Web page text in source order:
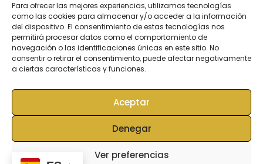
Para ofrecer las mejores experiencias, utilizamos tecnologías
como las cookies para almacenar y/o acceder a la información
del dispositivo. El consentimiento de estas tecnologías nos
permitirá procesar datos como el comportamiento de
navegación o las identificaciones únicas en este sitio. No
consentir o retirar el consentimiento, puede afectar negativamente
a ciertas características y funciones.
Aceptar
Denegar
Ver preferencias
Capristo le ofrece soluciones a medida totalmente
adaptadas a sus necesidades específicas. Desde la idea
inicial hasta el producto final, todo proviene de una sola
fuente. Capristo es su socio central para todas las áreas de
aplicación relevantes.
Desde la idea inicial hasta el producto final, todo proviene de
un mismo proveedor.
MRP PERFORMANCE DESIGN SL © All rights
reserved. | Web diseñada pormiempresa.online